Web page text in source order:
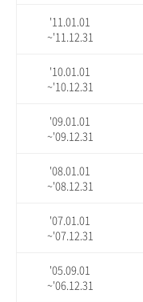
'11.01.01
~'11.12.31
'10.01.01
~'10.12.31
'09.01.01
~'09.12.31
'08.01.01
~'08.12.31
'07.01.01
~'07.12.31
'05.09.01
~'06.12.31